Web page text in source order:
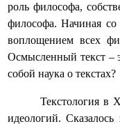
роль философа,
философа. Начиная со
воплощением всех
Осмысленный текст –
собой наука о текстах?
Текстология в
идеологий.